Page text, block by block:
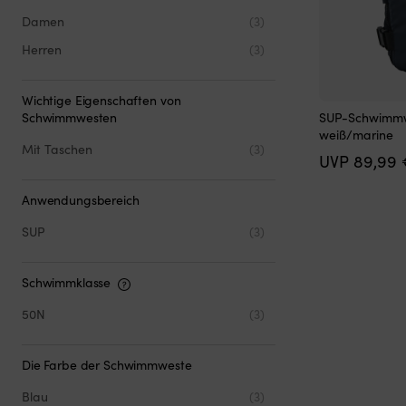
120 kg und mehr
Damen
(3)
Herren
(3)
Wichtige Eigenschaften von
Schwimmwesten
Mit Taschen
(3)
Anwendungsbereich
SUP
(3)
Schwimmklasse
50N
(3)
Die Farbe der Schwimmweste
Blau
(3)
Dieses
Produkt
weist
mehrere
SUP-
weiß/marine
UVP 89,99